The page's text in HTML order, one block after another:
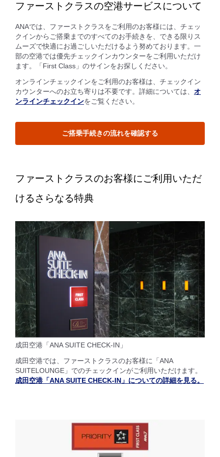
ファーストクラスの空港サービスについて
ANAでは、ファーストクラスをご利用のお客様には、チェッ
クインからご搭乗までのすべてのお手続きを、できる限りス
ムーズで快適にお過ごしいただけるよう努めております。一
部の空港では優先チェックインカウンターをご利用いただけ
ます。「First Class」のサインをお探しください。
オンラインチェックインをご利用のお客様は、チェックイン
カウンターへのお立ち寄りは不要です。詳細については、 オ
ンラインチェックインをご覧ください。
ご搭乗手続きの流れを確認する
ファーストクラスのお客様にご利用いただ
けるさらなる特典
成田空港「ANA SUITE CHECK-IN」
成田空港では、ファーストクラスのお客様に「ANA
SUITELOUNGE」でのチェックインがご利用いただけます。
成田空港「ANA SUITE CHECK-IN」についての詳細を見る。